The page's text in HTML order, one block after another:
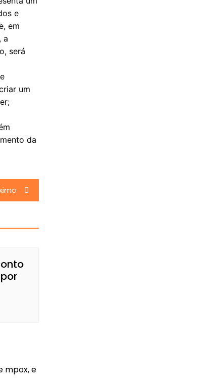
e
em
a
será
um
da